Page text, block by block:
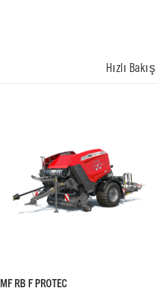
Hızlı Bakış
MF RB F PROTEC
Yaklaşık
Ağırlık (kg)
5.990
Oda Çapı (m)
1,25